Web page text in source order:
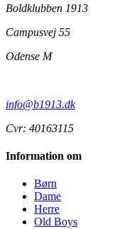
Boldklubben 1913
Campusvej 55
Odense M
info@b1913.dk
Cvr: 40163115
Information om
Børn
Dame
Herre
Old Boys